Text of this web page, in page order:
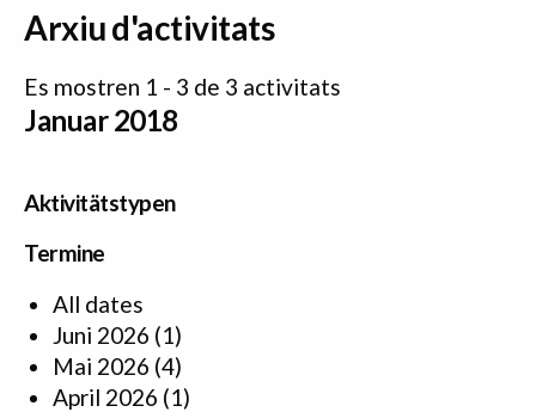
Arxiu d'activitats
Es mostren 1 - 3 de 3 activitats
Januar 2018
Aktivitätstypen
Termine
All dates
Juni 2026 (1)
Mai 2026 (4)
April 2026 (1)